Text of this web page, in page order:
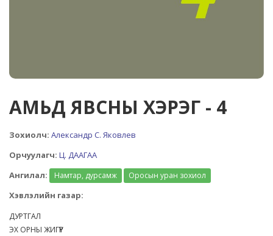
АМЬД ЯВСНЫ ХЭРЭГ - 4
Зохиолч: Александр С. Яковлев
Орчуулагч: Ц. ДААГАА
Ангилал:
Намтар, дурсамж Оросын уран зохиол
Хэвлэлийн газар:
ДУРТГАЛ
ЭХ ОРНЫ ЖИГҮҮР